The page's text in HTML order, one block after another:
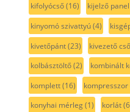
kifolyócső(16) kijelző panel
kinyomó szivattyú(4)
kivetőpánt(23) kivezető cső
kolbásztöltő(2) kombinált
komplett(16) kompresszor
konyhai mérleg(1) korlát